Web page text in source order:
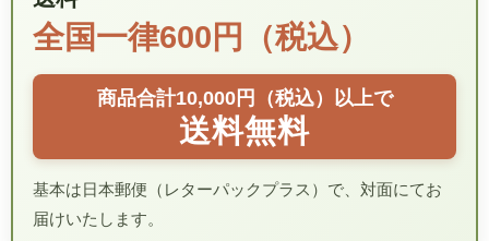
全国一律600円（税込）
商品合計10,000円（税込）以上で
送料無料
基本は日本郵便（レターパックプラス）で、対面にてお
届けいたします。